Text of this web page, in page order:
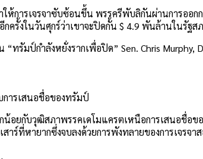
การเจรจาซับซ้อนขึ้น พรรครีพับลิกันผ่านการออ
ครั้งในวันศุกร์ว่าเขาจะปิดกั้น $ 4.9 พันล้านในรัฐ
ทรัมป์กำลังหยั่งรากเพื่อปิด” Sen. Chris Murphy,
ารเสนอชื่อของทรัมป์
ยกับวุฒิสภาพรรคเดโมแครตเหนือการเสนอชื่อข
ร์ที่หายากซึ่งจบลงด้วยการพังทลายของการเจร